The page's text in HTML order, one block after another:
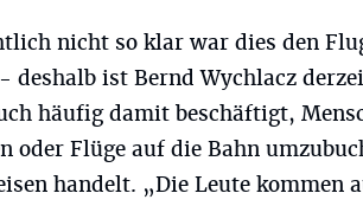
nicht so klar war dies den
deshalb ist Bernd Wychlacz
häufig damit beschäftigt,
oder Flüge auf die Bahn
handelt. „Die Leute kommen